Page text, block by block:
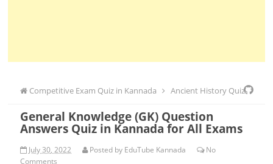
Competitive Exam Quiz in Kannada Ancient History Quiz
CET Quiz CTET Quiz FDA Quiz Geography Quiz
History Quiz HSTR Quiz KAS Quiz KPSC Quiz
General Knowledge (GK) Question
Answers Quiz in Kannada for All Exams
July 30, 2022 Posted by EduTube Kannada
No
Comments